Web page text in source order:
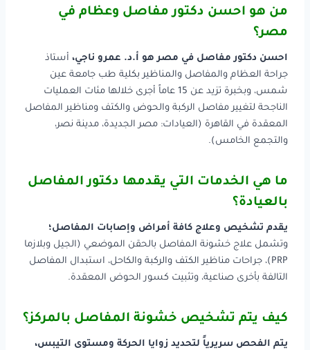
من هو احسن دكتور مفاصل وعظام في
مصر؟
احسن دكتور مفاصل في مصر هو أ.د. عمرو ناجي، أستاذ
جراحة العظام والمفاصل والمناظير بكلية طب جامعة عين
شمس، وبخبرة تزيد عن 15 عاماً أجرى خلالها مئات العمليات
الناجحة لتغيير مفاصل الركبة والحوض والكتف ومناظير المفاصل
المعقدة في القاهرة (العيادات: مصر الجديدة، مدينة نصر،
والتجمع الخامس).
ما هي الخدمات التي يقدمها دكتور المفاصل
بالعيادة؟
يقدم تشخيص وعلاج كافة أمراض وإصابات المفاصل؛
وتشمل علاج خشونة المفاصل بالحقن الموضعي (الجيل وبلازما
PRP)، جراحات مناظير الكتف والركبة والكاحل، استبدال المفاصل
التالفة بأخرى صناعية، وتثبيت كسور الحوض المعقدة.
كيف يتم تشخيص خشونة المفاصل بالمركز؟
يتم الفحص سريرياً لتحديد زوايا الحركة ومستوى التيبس،